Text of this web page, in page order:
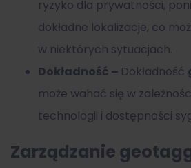
ryzyko dla prywatności,
dokładne lokalizacje, co
w niektórych sytuacjach.
Dokładność – Dokładność
może wahać się w
technologii i dostępności
Zarządzanie